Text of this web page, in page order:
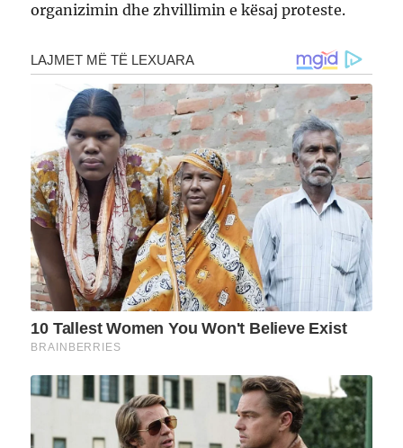
organizimin dhe zhvillimin e kësaj proteste.